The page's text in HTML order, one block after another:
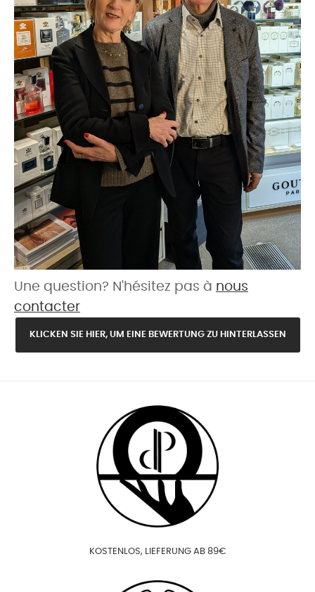
Une question? N'hésitez pas à nous
contacter
KLICKEN SIE HIER, UM EINE BEWERTUNG ZU HINTERLASSEN
KOSTENLOS, LIEFERUNG AB 89€